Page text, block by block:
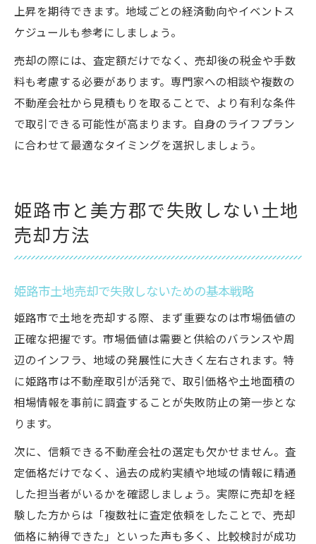
上昇を期待できます。地域ごとの経済動向やイベントス
ケジュールも参考にしましょう。
売却の際には、査定額だけでなく、売却後の税金や手数
料も考慮する必要があります。専門家への相談や複数の
不動産会社から見積もりを取ることで、より有利な条件
で取引できる可能性が高まります。自身のライフプラン
に合わせて最適なタイミングを選択しましょう。
姫路市と美方郡で失敗しない土地
売却方法
姫路市土地売却で失敗しないための基本戦略
姫路市で土地を売却する際、まず重要なのは市場価値の
正確な把握です。市場価値は需要と供給のバランスや周
辺のインフラ、地域の発展性に大きく左右されます。特
に姫路市は不動産取引が活発で、取引価格や土地面積の
相場情報を事前に調査することが失敗防止の第一歩とな
ります。
次に、信頼できる不動産会社の選定も欠かせません。査
定価格だけでなく、過去の成約実績や地域の情報に精通
した担当者がいるかを確認しましょう。実際に売却を経
験した方からは「複数社に査定依頼をしたことで、売却
価格に納得できた」といった声も多く、比較検討が成功